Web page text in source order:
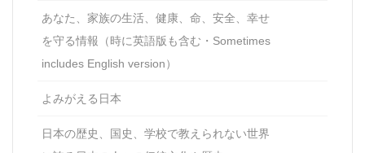
あなた、家族の生活、健康、命、安全、幸せ
を守る情報（時に英語版も含む・Sometimes
includes English version）
よみがえる日本
日本の歴史、国史、学校で教えられない世界